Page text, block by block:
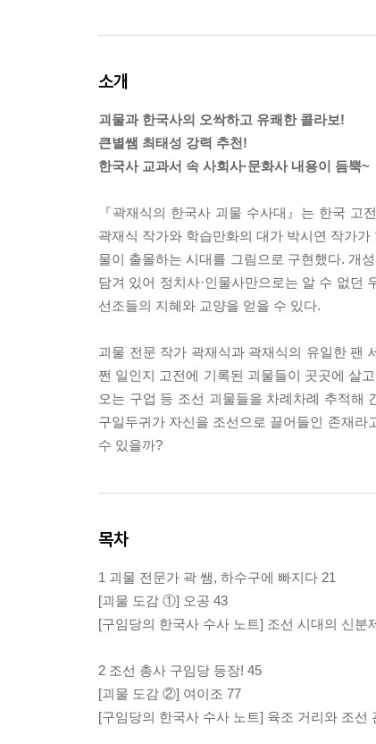
소개
괴물과 한국사의 오싹하고 유쾌한 콜라보!
큰별쌤 최태성 강력 추천!
한국사 교과서 속 사회사·문화사 내용이 듬뿍~
『곽재식의 한국사 괴물 수사대』는 한국 고
곽재식 작가와 학습만화의 대가 박시연 작가
물이 출몰하는 시대를 그림으로 구현했다. 개
담겨 있어 정치사·인물사만으로는 알 수 없던
선조들의 지혜와 교양을 얻을 수 있다.
괴물 전문 작가 곽재식과 곽재식의 유일한 팬
쩐 일인지 고전에 기록된 괴물들이 곳곳에 살
오는 구업 등 조선 괴물들을 차례차례 추적해
구일두귀가 자신을 조선으로 끌어들인 존재
수 있을까?
목차
1 괴물 전문가 곽 쌤, 하수구에 빠지다 21
[괴물 도감 ①] 오공 43
[구임당의 한국사 수사 노트] 조선 시대의 신분
2 조선 총사 구임당 등장! 45
[괴물 도감 ②] 여이조 77
[구임당의 한국사 수사 노트] 육조 거리와 조선